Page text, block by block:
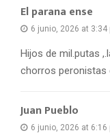
El parana ense
6 junio, 2026 at 3:34
Hijos de mil.putas
chorros peronistas
Juan Pueblo
6 junio, 2026 at 6:16